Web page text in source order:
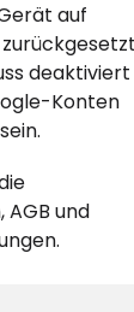
auf
deaktiviert
Konten
und